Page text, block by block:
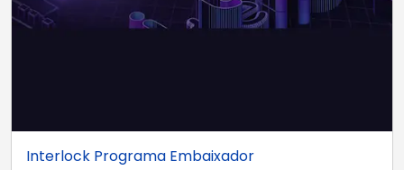
Interlock Programa Embaixador